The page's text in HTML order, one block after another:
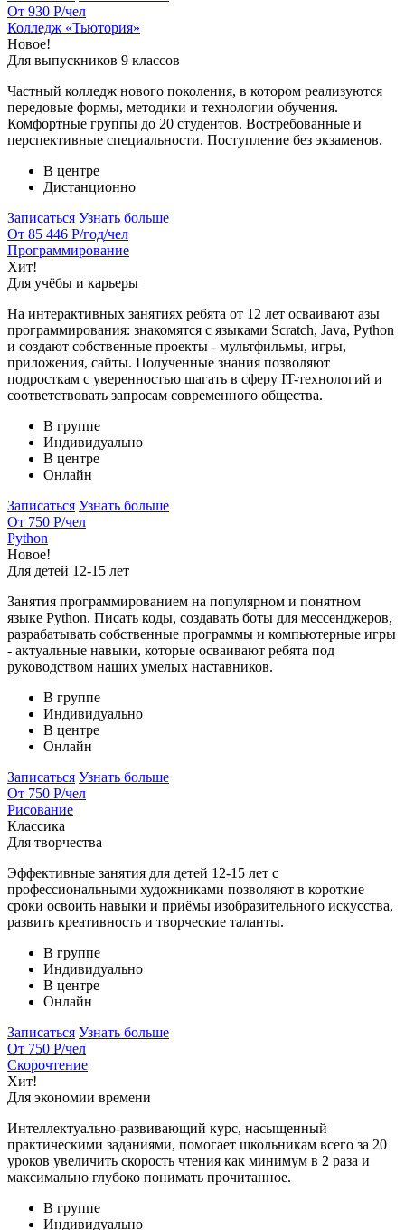
От 930 Р/чел
Колледж «Тьютория»
Новое!
Для выпускников 9 классов
Частный колледж нового поколения, в котором реализуются
передовые формы, методики и технологии обучения.
Комфортные группы до 20 студентов. Востребованные и
перспективные специальности. Поступление без экзаменов.
В центре
Дистанционно
Записаться Узнать больше
От 85 446 Р/год/чел
Программирование
Хит!
Для учёбы и карьеры
На интерактивных занятиях ребята от 12 лет осваивают азы
программирования: знакомятся с языками Scratch, Java, Python
и создают собственные проекты - мультфильмы, игры,
приложения, сайты. Полученные знания позволяют
подросткам с уверенностью шагать в сферу IT-технологий и
соответствовать запросам современного общества.
В группе
Индивидуально
В центре
Онлайн
Записаться Узнать больше
От 750 Р/чел
Python
Новое!
Для детей 12-15 лет
Занятия программированием на популярном и понятном
языке Python. Писать коды, создавать боты для мессенджеров,
разрабатывать собственные программы и компьютерные игры
- актуальные навыки, которые осваивают ребята под
руководством наших умелых наставников.
В группе
Индивидуально
В центре
Онлайн
Записаться Узнать больше
От 750 Р/чел
Рисование
Классика
Для творчества
Эффективные занятия для детей 12-15 лет с
профессиональными художниками позволяют в короткие
сроки освоить навыки и приёмы изобразительного искусства,
развить креативность и творческие таланты.
В группе
Индивидуально
В центре
Онлайн
Записаться Узнать больше
От 750 Р/чел
Скорочтение
Хит!
Для экономии времени
Интеллектуально-развивающий курс, насыщенный
практическими заданиями, помогает школьникам всего за 20
уроков увеличить скорость чтения как минимум в 2 раза и
максимально глубоко понимать прочитанное.
В группе
Индивидуально